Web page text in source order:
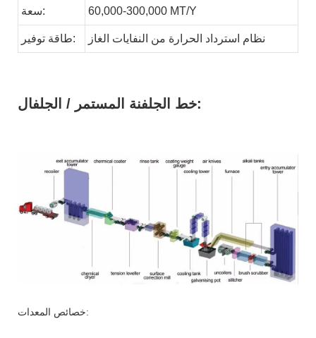
سعة: 60,000-300,000 MT/Y
طاقةتوفير: نظام استرداد الحرارة من النفايات الغاز
خط الجلفنة المستمر / الجلفال:
خصائص المعدات: